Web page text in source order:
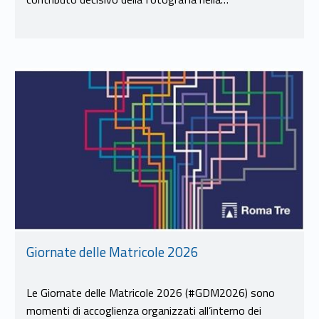
Link identifier #identifier__163795-10
Giornate delle Matricole 2026
Le Giornate delle Matricole 2026 (#GDM2026) sono
momenti di accoglienza organizzati all’interno dei